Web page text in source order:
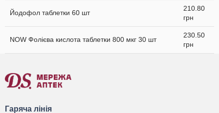
Йодофол таблетки 60 шт
210.80
грн
NOW Фолієва кислота таблетки 800 мкг 30 шт
230.50
грн
Гаряча лінія